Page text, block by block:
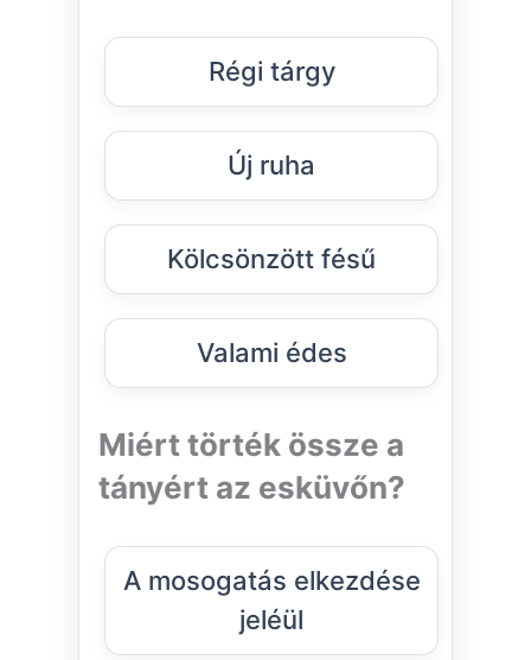
Régi tárgy
Új ruha
Kölcsönzött fésű
Valami édes
Miért törték össze a
tányért az esküvőn?
A mosogatás elkezdése
jeléül